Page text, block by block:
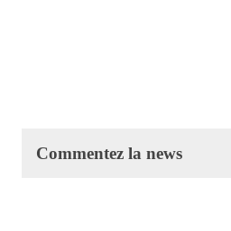
Commentez la news